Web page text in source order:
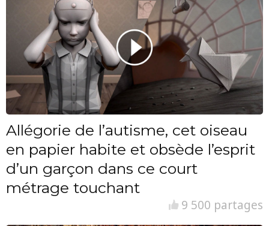
Allégorie de l’autisme, cet oiseau
en papier habite et obsède l’esprit
d’un garçon dans ce court
métrage touchant
9 500 partages